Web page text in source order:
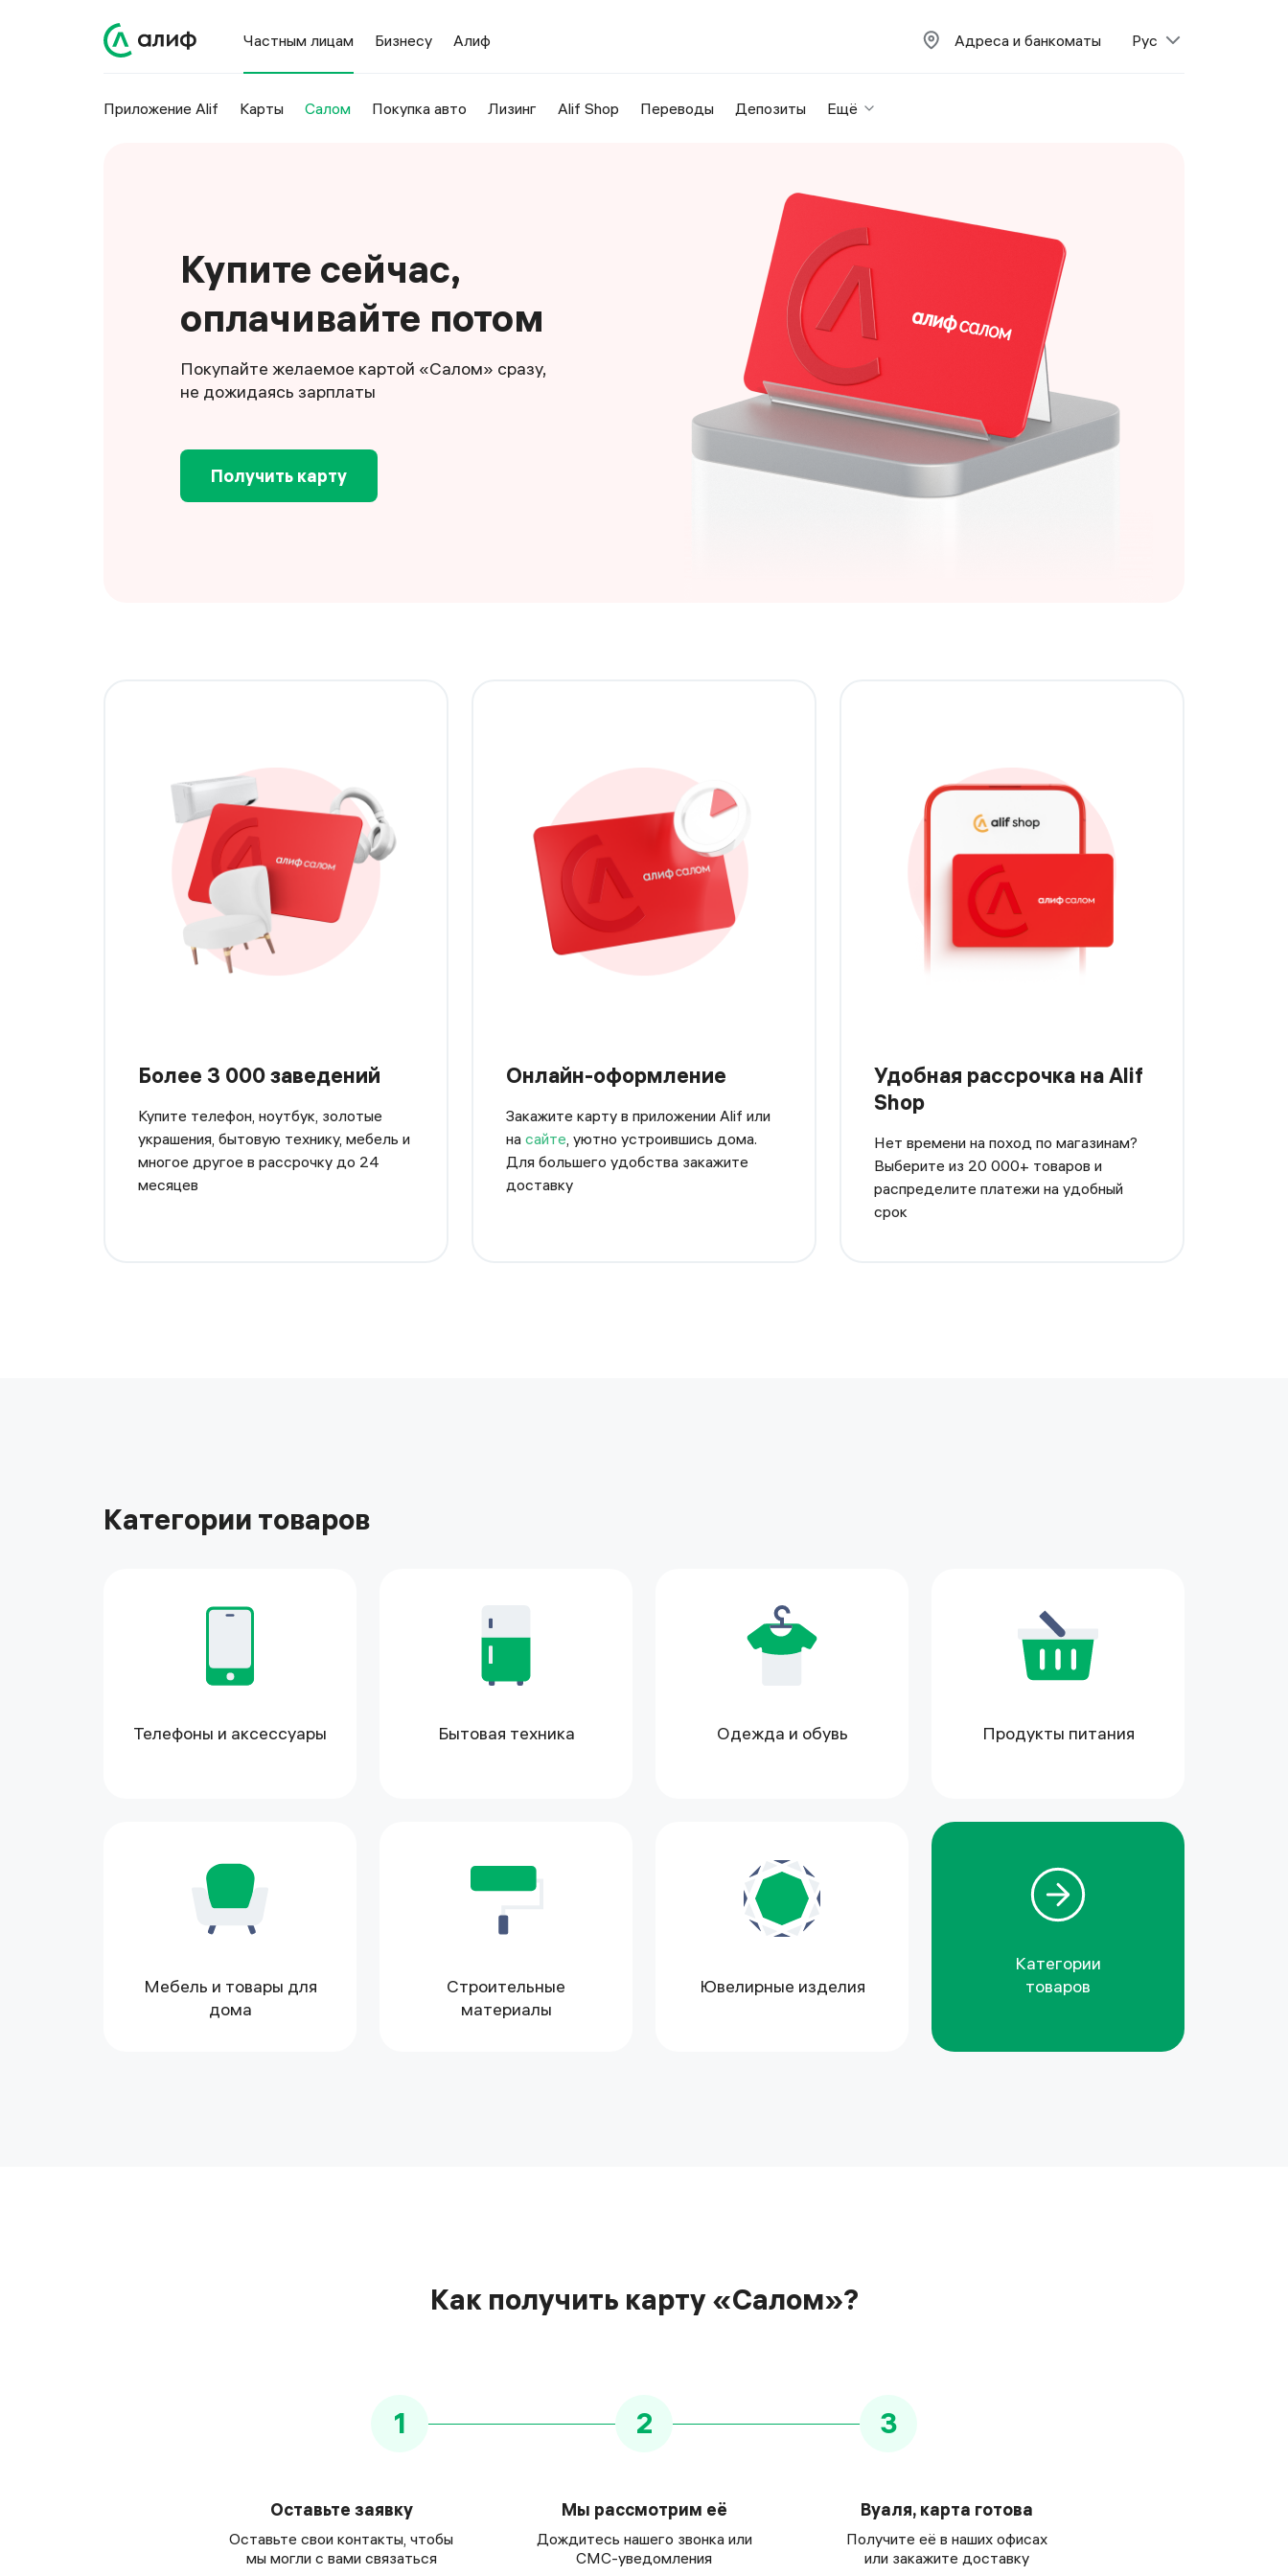
Частным лицам Бизнесу Алиф Адреса и банкоматы Рус
Приложение Alif Карты Салом Покупка авто Лизинг Alif Shop Переводы Депозиты Ещё
Купите сейчас,
оплачивайте потом
Покупайте желаемое картой «Салом» сразу,
не дожидаясь зарплаты
Получить карту
Более 3 000 заведений
Купите телефон, ноутбук, золотые
украшения, бытовую технику, мебель и
многое другое в рассрочку до 24
месяцев
Онлайн-оформление
Закажите карту в приложении Alif или
на сайте, уютно устроившись дома.
Для большего удобства закажите
доставку
Удобная рассрочка на Alif
Shop
Нет времени на поход по магазинам?
Выберите из 20 000+ товаров и
распределите платежи на удобный
срок
Категории товаров
Телефоны и аксессуары Бытовая техника Одежда и обувь Продукты питания
Мебель и товары для
дома
Строительные
материалы
Ювелирные изделия
Категории
товаров
Как получить карту «Салом»?
1 2 3
Оставьте заявку
Оставьте свои контакты, чтобы
мы могли с вами связаться
Мы рассмотрим её
Дождитесь нашего звонка или
СМС-уведомления
Вуаля, карта готова
Получите её в наших офисах
или закажите доставку